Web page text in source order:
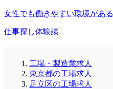
女性でも働きやすい環境がある
仕事探し体験談
工場・製造業求人
東京都の工場求人
足立区の工場求人